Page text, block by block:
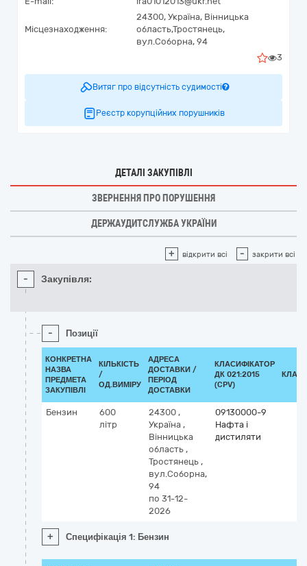
Місцезнаходження:
24300, Україна, Вінницька
область,Тростянець,
вул.Соборна, 94
3
Витяг про відсутність судимості
Реєстр корупційних порушників
ДЕТАЛІ ЗАКУПІВЛІ
ЗВЕРНЕННЯ ПРО ПОРУШЕННЯ
ДЕРЖАУДИТСЛУЖБА УКРАЇНИ
+ відкрити всі - закрити всі
- Закупівля:
- Позиції
КОНКРЕТНА
НАЗВА
ПРЕДМЕТА
ЗАКУПІВЛІ
КІЛЬКІСТЬ
/
ОД.ВИМІРУ
АДРЕСА
ДОСТАВКИ /
ПЕРІОД
ДОСТАВКИ
КЛАСИФІКАТОР
ДК 021:2015
(CPV)
Бензин
600
літр
24300 ,
Україна ,
Вінницька
область ,
Тростянець ,
вул.Соборна,
94
по 31-12-
2026
09130000-9
Нафта і
дистиляти
+ Специфікація 1: Бензин